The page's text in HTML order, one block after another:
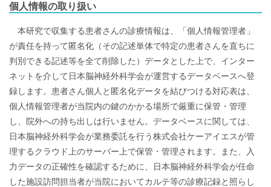
個人情報の取り扱い
本研究で収集する患者さんの診療情報は、「個人情報管理者」
が責任を持って匿名化（その記述単体で特定の患者さんを直ちに
判別できる記述等を全て削除した）データとした上で、インター
ネットを介して日本脳神経外科学会が運営するデータベースへ登
録します。患者さん個人と匿名化データを結びつける対応表は、
個人情報管理者が当院内の鍵のかかる場所で厳重に保管・管理
し、院外への持ち出しは行いません。データベースに関しては、
日本脳神経外科学会が業務委託を行う株式会社ケーアイエスが管
理するクラウド上のサーバー上で保管・管理されます。また、入
力データの正確性を確認するために、日本脳神経外科学会が任命
した施設訪問担当者が当院においてカルテ等の診療記録と照らし